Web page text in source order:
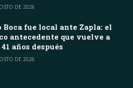
DE 2026
Boca fue local ante Zapla: el
antecedente que vuelve a
años después
DE 2026